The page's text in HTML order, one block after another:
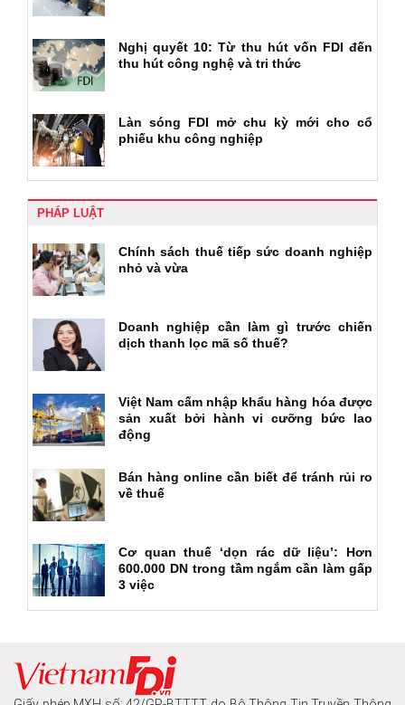
Nghị quyết 10: Từ thu hút vốn FDI đến
thu hút công nghệ và tri thức
Làn sóng FDI mở chu kỳ mới cho cổ
phiếu khu công nghiệp
PHÁP LUẬT
Chính sách thuế tiếp sức doanh nghiệp
nhỏ và vừa
Doanh nghiệp cần làm gì trước chiến
dịch thanh lọc mã số thuế?
Việt Nam cấm nhập khẩu hàng hóa được
sản xuất bởi hành vi cưỡng bức lao
động
Bán hàng online cần biết để tránh rủi ro
về thuế
Cơ quan thuế ‘dọn rác dữ liệu’: Hơn
600.000 DN trong tầm ngắm cần làm gấp
3 việc